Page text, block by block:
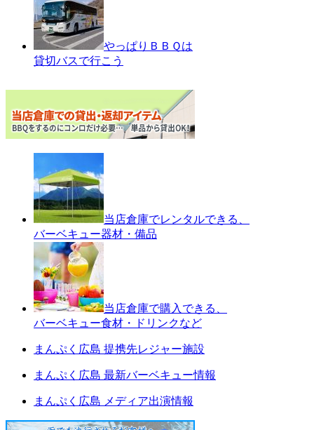
やっぱりＢＢＱは
貸切バスで行こう
当店倉庫でレンタルできる、
バーベキュー器材・備品
当店倉庫で購入できる、
バーベキュー食材・ドリンクなど
まんぷく広島 提携先レジャー施設
まんぷく広島 最新バーベキュー情報
まんぷく広島 メディア出演情報